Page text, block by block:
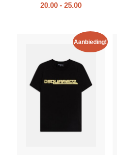
20.00 - 25.00
Aanbieding!